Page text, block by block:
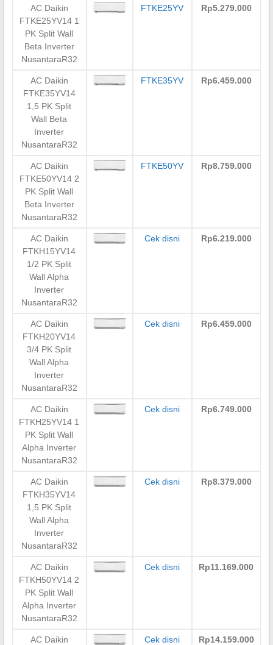
AC Daikin
FTKE25YV14 1
PK Split Wall
Beta Inverter
NusantaraR32
FTKE25YV Rp5.279.000
AC Daikin
FTKE35YV14
1,5 PK Split
Wall Beta
Inverter
NusantaraR32
FTKE35YV Rp6.459.000
AC Daikin
FTKE50YV14 2
PK Split Wall
Beta Inverter
NusantaraR32
FTKE50YV Rp8.759.000
AC Daikin
FTKH15YV14
1/2 PK Split
Wall Alpha
Inverter
NusantaraR32
Cek disni Rp6.219.000
AC Daikin
FTKH20YV14
3/4 PK Split
Wall Alpha
Inverter
NusantaraR32
Cek disni Rp6.459.000
AC Daikin
FTKH25YV14 1
PK Split Wall
Alpha Inverter
NusantaraR32
Cek disni Rp6.749.000
AC Daikin
FTKH35YV14
1,5 PK Split
Wall Alpha
Inverter
NusantaraR32
Cek disni Rp8.379.000
AC Daikin
FTKH50YV14 2
PK Split Wall
Alpha Inverter
NusantaraR32
Cek disni Rp11.169.000
AC Daikin Cek disni Rp14.159.000